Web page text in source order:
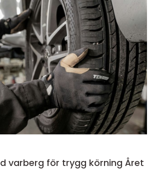
varberg för trygg körning Året